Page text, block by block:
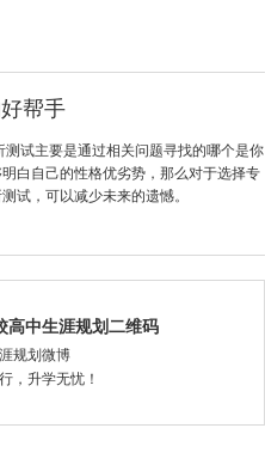
帮手
试主要是通过相关问题寻找的哪个是你
白自己的性格优劣势，那么对于选择专
试，可以减少未来的遗憾。
高中生涯规划二维码
规划微博
，升学无忧！